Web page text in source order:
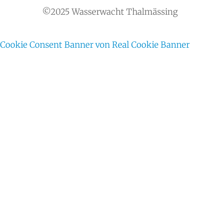
©2025 Wasserwacht Thalmässing
Cookie Consent Banner von Real Cookie Banner